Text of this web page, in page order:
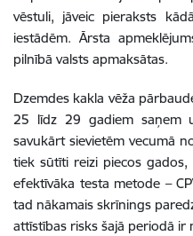
vēstuli, jāveic pieraksts
iestādēm. Ārsta
pilnībā valsts apmaksātas.
Dzemdes kakla vēža
25 līdz 29 gadiem saņem
savukārt sievietēm vecumā
tiek sūtīti reizi piecos
efektīvāka testa metode –
tad nākamais skrīnings
attīstības risks šajā periodā ir